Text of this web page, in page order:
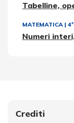
Tabelline,
MATEMATICA | 4ª
Numeri
Crediti